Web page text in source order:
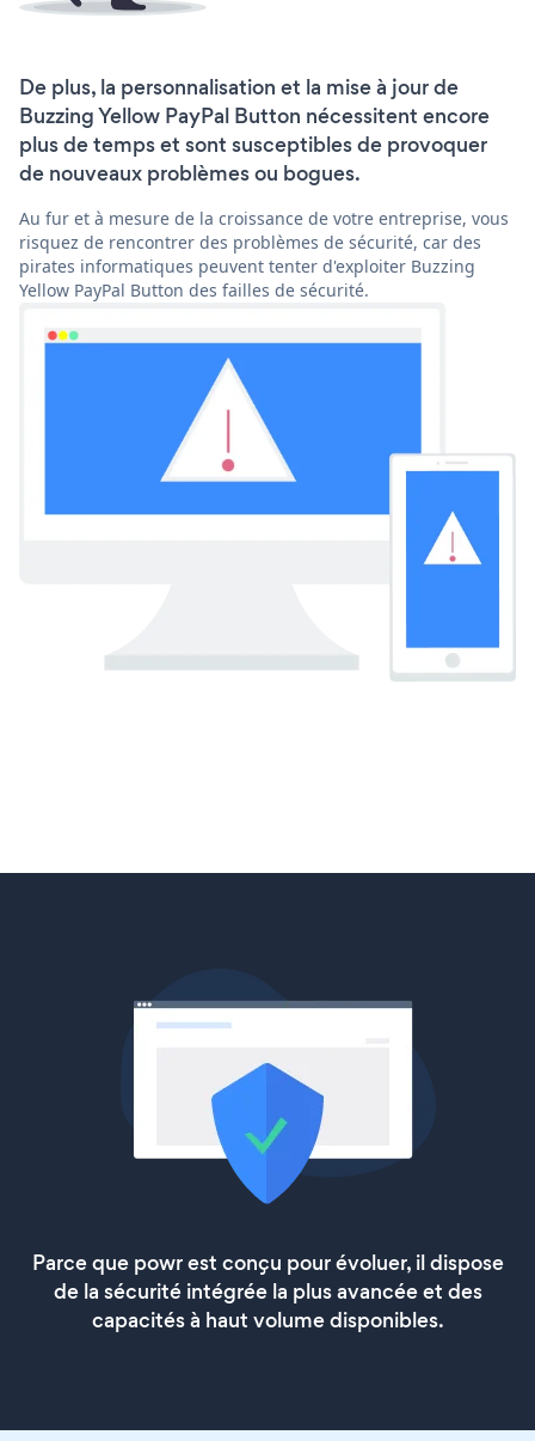
De plus, la personnalisation et la mise à jour de
Buzzing Yellow PayPal Button nécessitent encore
plus de temps et sont susceptibles de provoquer
de nouveaux problèmes ou bogues.
Au fur et à mesure de la croissance de votre entreprise, vous
risquez de rencontrer des problèmes de sécurité, car des
pirates informatiques peuvent tenter d'exploiter Buzzing
Yellow PayPal Button des failles de sécurité.
Parce que powr est conçu pour évoluer, il dispose
de la sécurité intégrée la plus avancée et des
capacités à haut volume disponibles.